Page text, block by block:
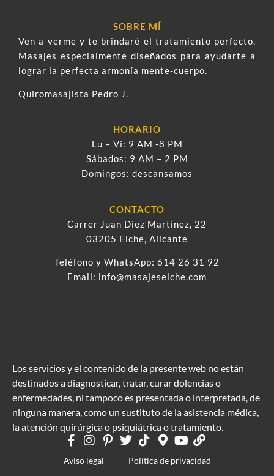
SOBRE MÍ
Ven a verme y te brindaré el tratamiento perfecto.
Masajes especialmente diseñados para ayudarte a
lograr la perfecta armonía mente-cuerpo.
Quiromasajista Pedro J.
HORARIO
Lu – Vi: 9 AM -8 PM
Sábados: 9 AM – 2 PM
Domingos: descansamos
CONTACTO
Carrer Juan Díez Martínez, 22
03205 Elche, Alicante
Teléfono y WhatsApp: 614 26 31 92
Email: info@masajeselche.com
Los servicios y el contenido de la presente web no están
destinados a diagnosticar, tratar, curar dolencias o
enfermedades, ni tampoco es presentada o interpretada, de
ninguna manera, como un sustituto de la asistencia médica,
la atención quirúrgica o psiquiátrica o tratamiento.
Aviso legal Política de privacidad